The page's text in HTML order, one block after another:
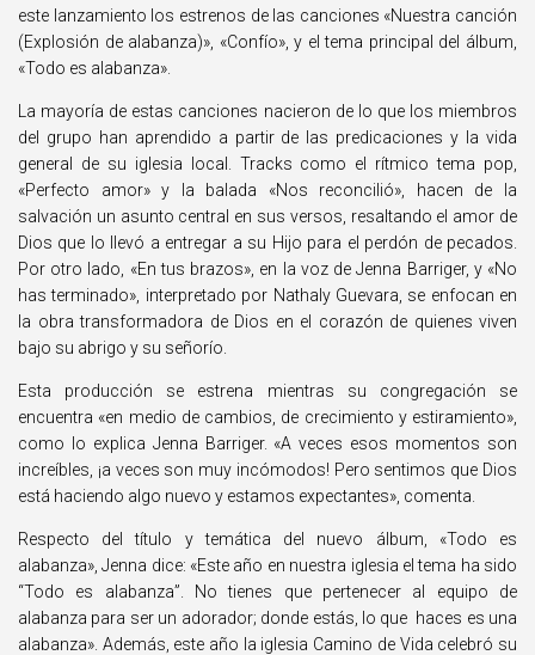
este lanzamiento los estrenos de las canciones «Nuestra canción
(Explosión de alabanza)», «Confío», y el tema principal del álbum,
«Todo es alabanza».
La mayoría de estas canciones nacieron de lo que los miembros
del grupo han aprendido a partir de las predicaciones y la vida
general de su iglesia local. Tracks como el rítmico tema pop,
«Perfecto amor»y la balada «Nos reconcilió» , hacen de la
salvación un asunto central en sus versos, resaltando el amor de
Dios que lo llevó a entregar a su Hijo para el perdón de pecados.
Por otro lado, «En tus brazos» , en la voz deJenna Barriger, y «No
has terminado» , interpretado por Nathaly Guevara , se enfocan en
la obra transformadora de Dios en el corazón de quienes viven
bajo su abrigo y su señorío.
Esta producción se estrena mientras su congregación se
encuentra «en medio de cambios, de crecimiento y estiramiento»
como lo explica Jenna Barriger. «A veces esos momentos son
increíbles, ¡a veces son muy incómodos! Pero sentimos que Dios
está haciendo algo nuevo y estamos expectantes» , comenta.
Respecto del título y temática del nuevo álbum, «Todo es
alabanza»,Jenna dice: «Este año en nuestra iglesia el tema ha sido
“Todo es alabanza”. No tienes que pertenecer al equipo de
alabanza para ser un adorador; donde estás, lo que haces es una
alabanza». Además, este año la iglesia Camino de Vida celebró su